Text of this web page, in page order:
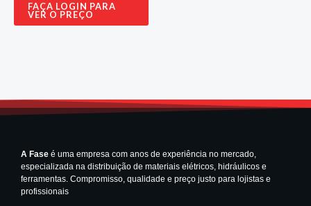
FAÇA LOGIN PARA
VER O PREÇO
A Fase é uma empresa com anos de experiência no mercado,
especializada na distribuição de materiais elétricos, hidráulicos e
ferramentas. Compromisso, qualidade e preço justo para lojistas e
profissionais